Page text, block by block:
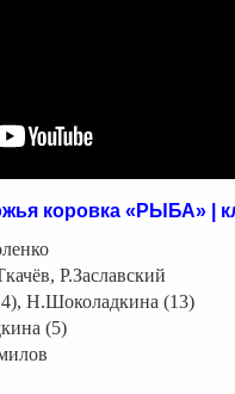
коровка «РЫБА» |
Р.Заславский
Н.Шоколадкина (13)
(5)